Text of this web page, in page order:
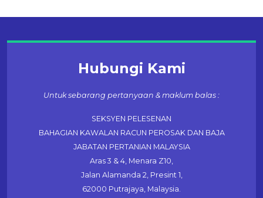
Hubungi Kami
Untuk sebarang pertanyaan & maklum balas :
SEKSYEN PELESENAN
BAHAGIAN KAWALAN RACUN PEROSAK DAN BAJA
JABATAN PERTANIAN MALAYSIA
Aras 3 & 4, Menara Z10,
Jalan Alamanda 2, Presint 1,
62000 Putrajaya, Malaysia.